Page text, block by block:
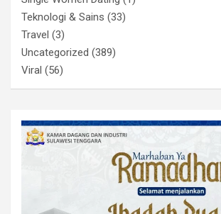
Teknologi & Sains (33)
Travel (3)
Uncategorized (389)
Viral (56)